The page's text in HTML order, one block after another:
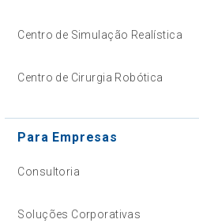
Centro de Simulação Realística
Centro de Cirurgia Robótica
Para Empresas
Consultoria
Soluções Corporativas